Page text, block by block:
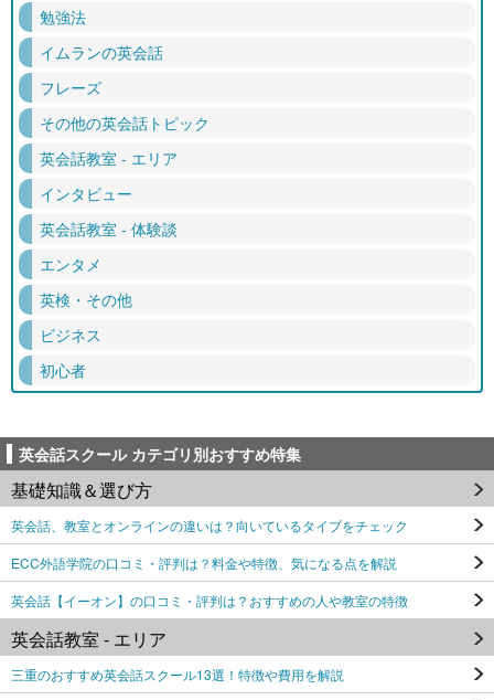
勉強法
イムランの英会話
フレーズ
その他の英会話トピック
英会話教室 - エリア
インタビュー
英会話教室 - 体験談
エンタメ
英検・その他
ビジネス
初心者
英会話スクール カテゴリ別おすすめ特集
基礎知識＆選び方
英会話、教室とオンラインの違いは？向いているタイプをチェック
ECC外語学院の口コミ・評判は？料金や特徴、気になる点を解説
英会話【イーオン】の口コミ・評判は？おすすめの人や教室の特徴
英会話教室 - エリア
三重のおすすめ英会話スクール13選！特徴や費用を解説